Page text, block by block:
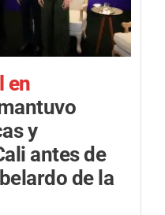
en
y
antes de
de la